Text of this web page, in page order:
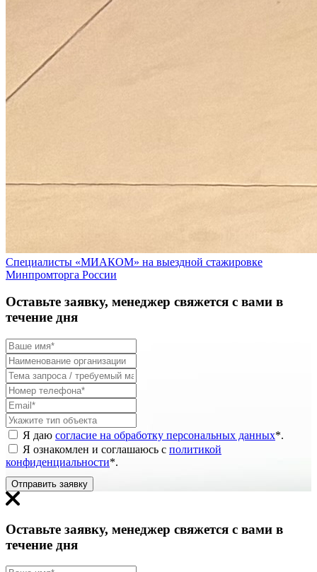
Специалисты «МИАКОМ» на выездной стажировке
Минпромторга России
Оставьте заявку, менеджер свяжется с вами в
течение дня
Я даю согласие на обработку персональных данных*.
Я ознакомлен и соглашаюсь с политикой
конфиденциальности*.
Отправить заявку
Оставьте заявку, менеджер свяжется с вами в
течение дня